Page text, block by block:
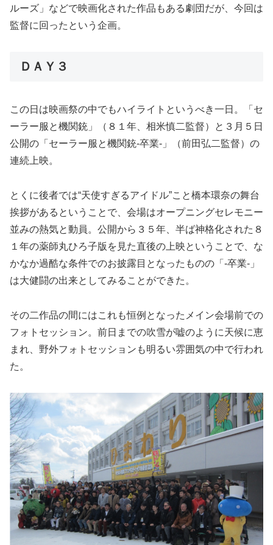
ルーズ」などで映画化された作品もある劇団だが、今回は
監督に回ったという企画。
ＤＡＹ３
この日は映画祭の中でもハイライトというべき一日。「セ
ーラー服と機関銃」（８１年、相米慎二監督）と３月５日
公開の「セーラー服と機関銃‐卒業‐」（前田弘二監督）の
連続上映。
とくに後者では“天使すぎるアイドル”こと橋本環奈の舞台
挨拶があるということで、会場はオープニングセレモニー
並みの熱気と動員。公開から３５年、半ば神格化された８
１年の薬師丸ひろ子版を見た直後の上映ということで、な
かなか過酷な条件でのお披露目となったものの「-卒業‐」
は大健闘の出来としてみることができた。
その二作品の間にはこれも恒例となったメイン会場前での
フォトセッション。前日までの吹雪が嘘のように天候に恵
まれ、野外フォトセッションも明るい雰囲気の中で行われ
た。